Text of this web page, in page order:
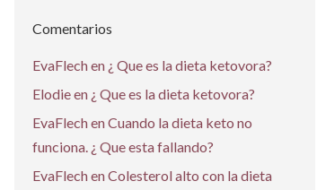
Comentarios
EvaFlechen ¿ Que es la dieta ketovora?
Elodieen ¿ Que es la dieta ketovora?
EvaFlechenCuando la dieta keto no
funciona. ¿ Que esta fallando?
EvaFlechenColesterol alto con la dieta